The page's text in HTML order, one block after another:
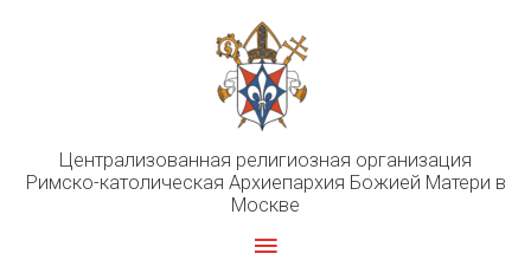
Централизованная религиозная организация
Римско-католическая Архиепархия Божией Матери в
Москве
Главное